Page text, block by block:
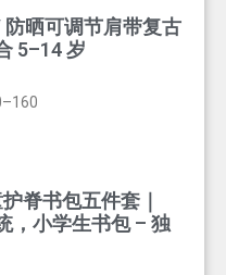
晒可调节肩带复古
5–14 岁
脊书包五件套｜
，小学生书包 – 独